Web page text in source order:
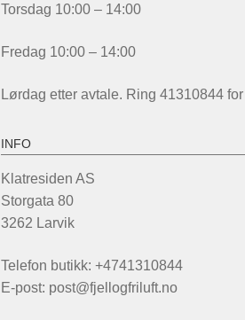
Torsdag 10:00 – 14:00
Fredag 10:00 – 14:00
Lørdag etter avtale. Ring 41310844
INFO
Klatresiden AS
Storgata 80
3262 Larvik
Telefon butikk: +4741310844
E-post: post@fjellogfriluft.no